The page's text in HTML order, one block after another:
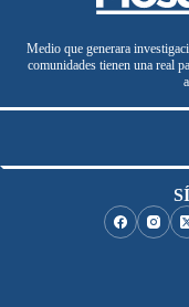
Medio que generara
comunidades tienen una real